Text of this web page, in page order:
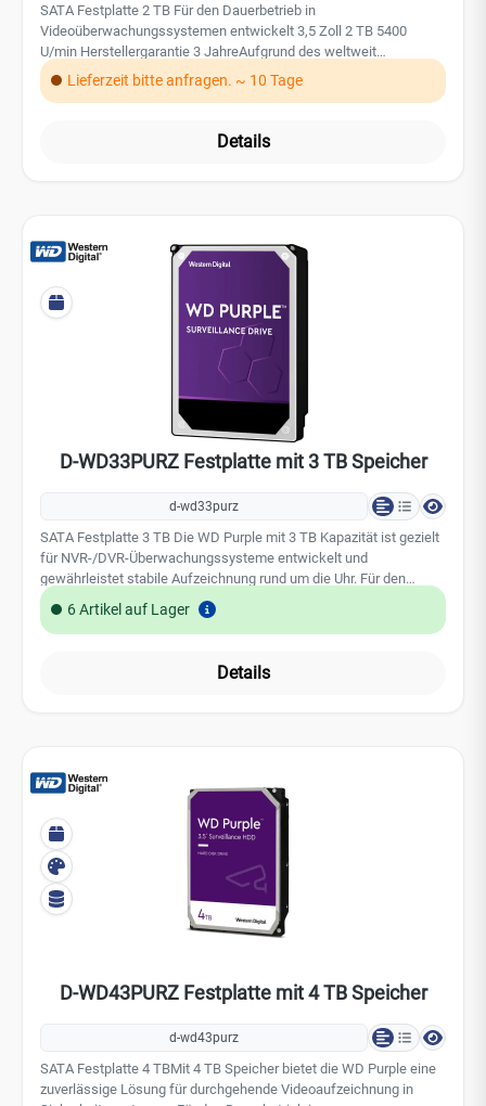
SATA Festplatte 2 TB Für den Dauerbetrieb in
Videoüberwachungssystemen entwickelt 3,5 Zoll 2 TB 5400
U/min Herstellergarantie 3 JahreAufgrund des weltweit
steigenden Speicherbedarfs, insbesondere durch den Einsatz von
KI-Technologien, kann es derzeit zu Preisschwankungen bei
Lieferzeit bitte anfragen. ~ 10 Tage
Details
D-WD33PURZ Festplatte mit 3 TB Speicher
d-wd33purz
SATA Festplatte 3 TB Die WD Purple mit 3 TB Kapazität ist gezielt
für NVR-/DVR-Überwachungssysteme entwickelt und
gewährleistet stabile Aufzeichnung rund um die Uhr. Für den
Dauerbetrieb in Videoüberwachungssystemen entwickelt 3,5 Zoll
3 TB 5400 U/min Herstellergarantie 3 JahreAufgrund des weltweit
steigenden Speicherbedarfs, insbesondere durch den Einsatz von
Festplatten und SSDs kommen.
6 Artikel auf Lager
Details
D-WD43PURZ Festplatte mit 4 TB Speicher
d-wd43purz
SATA Festplatte 4 TBMit 4 TB Speicher bietet die WD Purple eine
zuverlässige Lösung für durchgehende Videoaufzeichnung in